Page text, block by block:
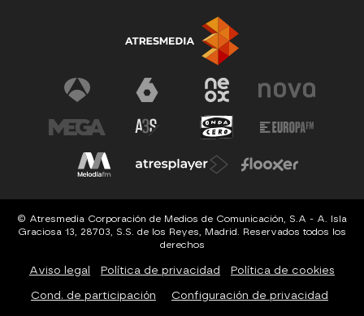
© Atresmedia Corporación de Medios de Comunicación, S.A - A. Isla
Graciosa 13, 28703, S.S. de los Reyes, Madrid. Reservados todos los
derechos
Aviso legal Política de privacidad Política de cookies
Cond. de participación Configuración de privacidad